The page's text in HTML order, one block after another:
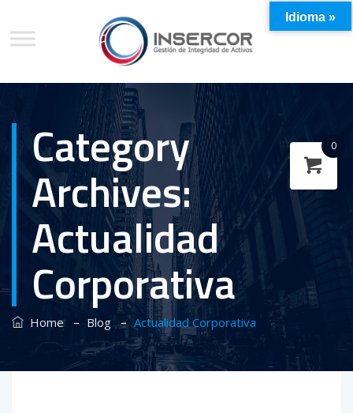
Category
Archives:
Actualidad
Corporativa
Home– Blog –Actualidad Corporativa
Idioma »
0